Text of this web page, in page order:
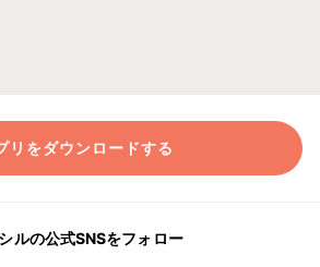
リをダウンロードする
ルの公式SNSをフォロー